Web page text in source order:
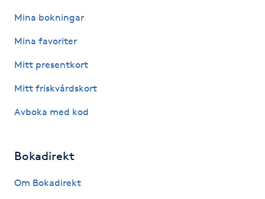
Käkledsbehandling
Lashlift Keratin
LED-ljusterapi
Mina bokningar
Mina favoriter
Mitt presentkort
Mitt friskvårdskort
Avboka med kod
Bokadirekt
Om Bokadirekt